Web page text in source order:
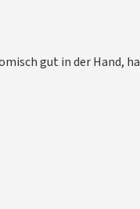
gut in der Hand,